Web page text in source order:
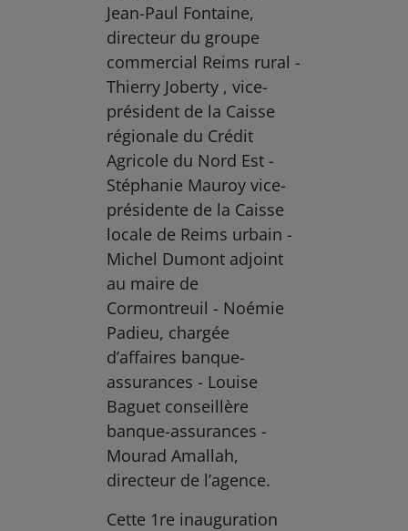
Jean-Paul Fontaine,
directeur du groupe
commercial Reims rural -
Thierry Joberty , vice-
président de la Caisse
régionale du Crédit
Agricole du Nord Est -
Stéphanie Mauroy vice-
présidente de la Caisse
locale de Reims urbain -
Michel Dumont adjoint
au maire de
Cormontreuil - Noémie
Padieu, chargée
d’affaires banque-
assurances - Louise
Baguet conseillère
banque-assurances -
Mourad Amallah,
directeur de l’agence.
Cette 1re inauguration